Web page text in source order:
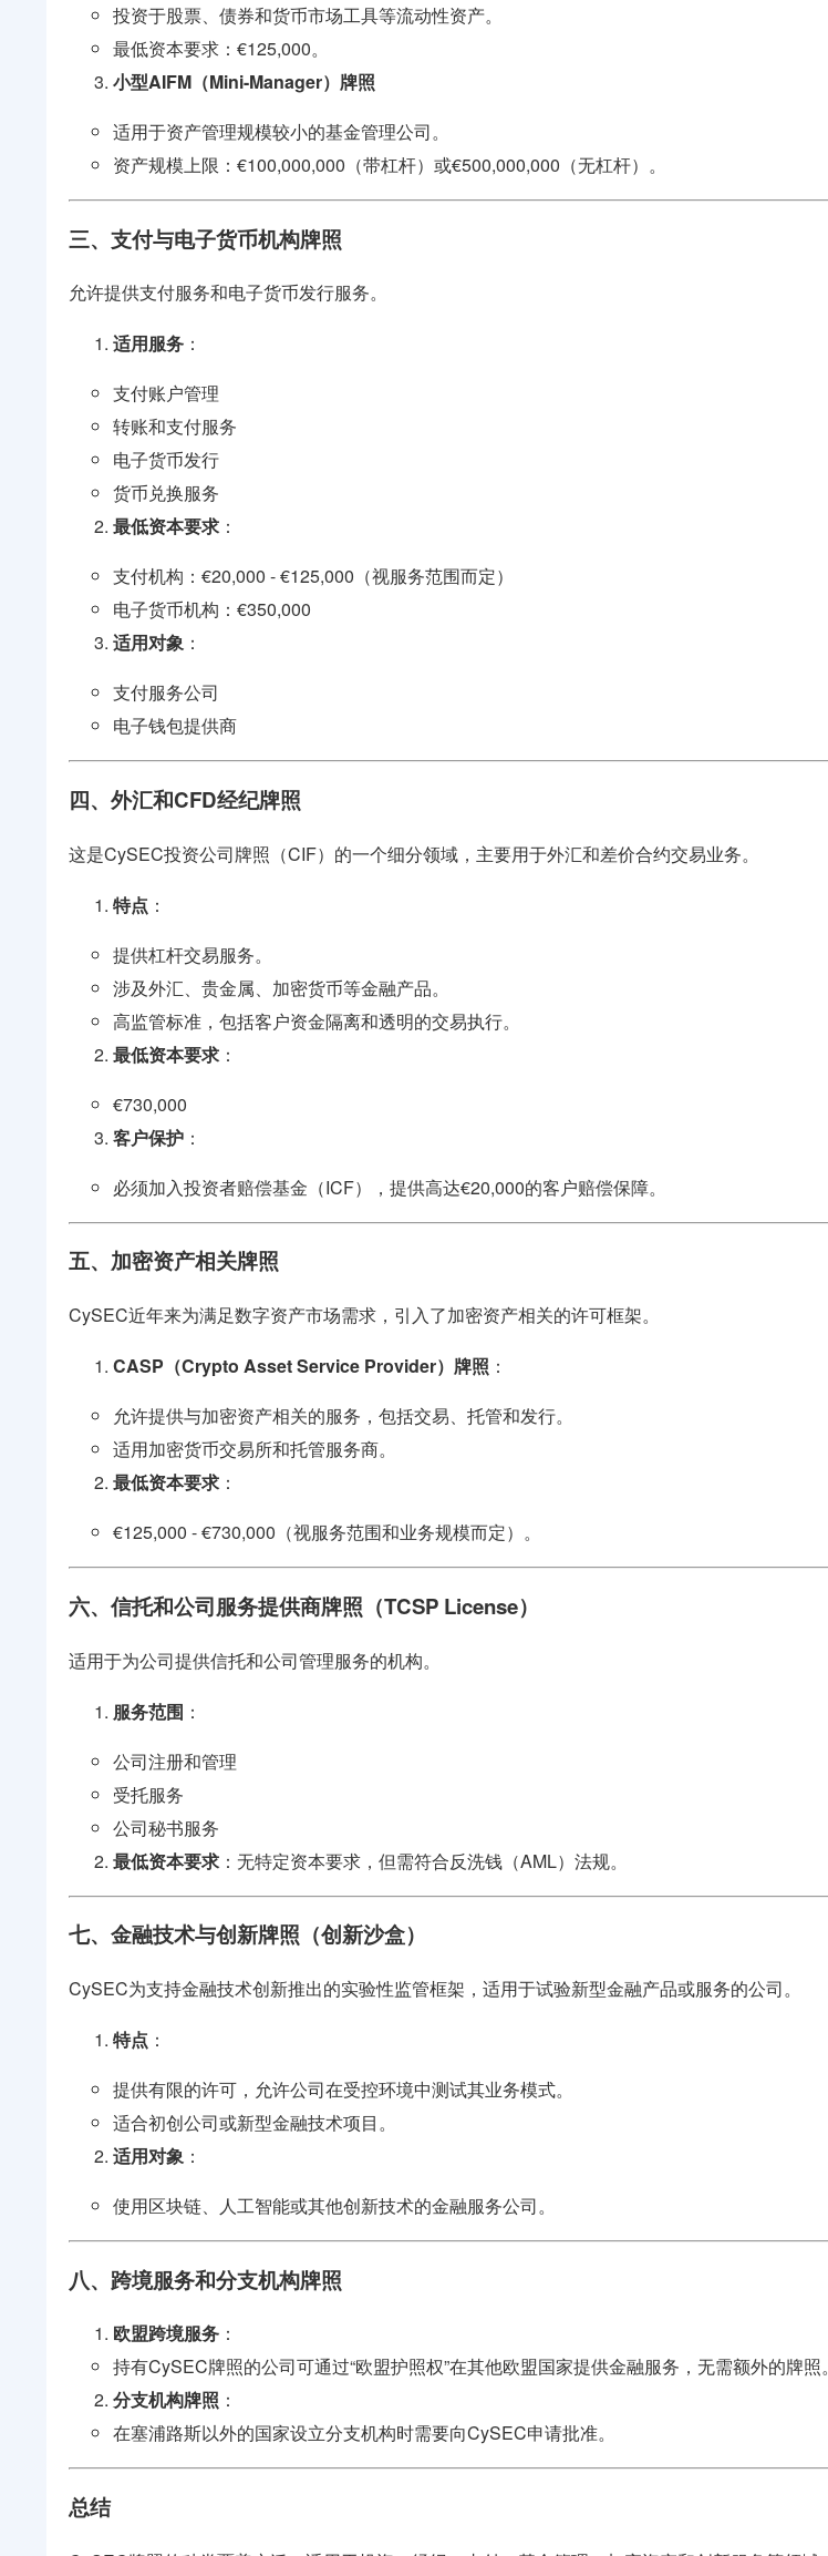
投资于股票、债券和货币市场工具等流动性资产。
最低资本要求：€125,000。
小型AIFM（Mini-Manager）牌照
适用于资产管理规模较小的基金管理公司。
资产规模上限：€100,000,000（带杠杆）或€500,000,000（无杠杆）。
三、支付与电子货币机构牌照
允许提供支付服务和电子货币发行服务。
适用服务 ：
支付账户管理
转账和支付服务
电子货币发行
货币兑换服务
最低资本要求 ：
支付机构：€20,000 - €125,000（视服务范围而定）
电子货币机构：€350,000
适用对象 ：
支付服务公司
电子钱包提供商
四、外汇和CFD经纪牌照
这是CySEC投资公司牌照（CIF）的一个细分领域，主要用于外汇和差价合约交易业务。
特点 ：
提供杠杆交易服务。
涉及外汇、贵金属、加密货币等金融产品。
高监管标准，包括客户资金隔离和透明的交易执行。
最低资本要求 ：
€730,000
客户保护 ：
必须加入投资者赔偿基金（ICF），提供高达€20,000的客户赔偿保障。
五、加密资产相关牌照
CySEC近年来为满足数字资产市场需求，引入了加密资产相关的许可框架。
CASP（Crypto Asset Service Provider）牌照 ：
允许提供与加密资产相关的服务，包括交易、托管和发行。
适用加密货币交易所和托管服务商。
最低资本要求 ：
€125,000 - €730,000（视服务范围和业务规模而定）。
六、信托和公司服务提供商牌照（TCSP License）
适用于为公司提供信托和公司管理服务的机构。
服务范围 ：
公司注册和管理
受托服务
公司秘书服务
最低资本要求 ：无特定资本要求，但需符合反洗钱（AML）法规。
七、金融技术与创新牌照（创新沙盒）
CySEC为支持金融技术创新推出的实验性监管框架，适用于试验新型金融产品或服务的公司。
特点 ：
提供有限的许可，允许公司在受控环境中测试其业务模式。
适合初创公司或新型金融技术项目。
适用对象 ：
使用区块链、人工智能或其他创新技术的金融服务公司。
八、跨境服务和分支机构牌照
欧盟跨境服务 ：
持有CySEC牌照的公司可通过“欧盟护照权”在其他欧盟国家提供金融服务，无需额外的牌照。
分支机构牌照 ：
在塞浦路斯以外的国家设立分支机构时需要向CySEC申请批准。
总结